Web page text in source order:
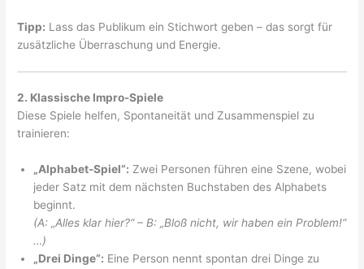
Tipp: Lass das Publikum ein Stichwort geben – das sorgt für
zusätzliche Überraschung und Energie.
2. Klassische Impro-Spiele
Diese Spiele helfen, Spontaneität und Zusammenspiel zu
trainieren:
„Alphabet-Spiel“: Zwei Personen führen eine Szene, wobei
jeder Satz mit dem nächsten Buchstaben des Alphabets
beginnt.
(A: „Alles klar hier?“ – B: „Bloß nicht, wir haben ein Problem!“
…)
„Drei Dinge“: Eine Person nennt spontan drei Dinge zu